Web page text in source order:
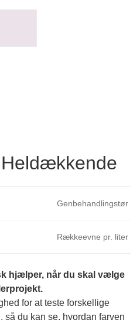
Genbehandlingstør
Rækkeevne pr. liter
hjælper, når du skal vælge
for at teste forskellige
du kan se, hvordan farven